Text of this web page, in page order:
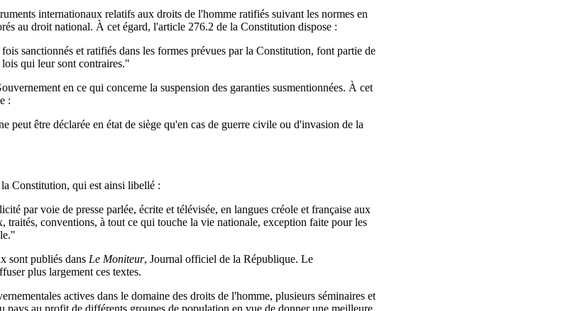
internationaux relatifs aux droits de l'homme ratifiés suivant les normes en
au droit national. À cet égard, l'article 276.2 de la Constitution dispose :
sanctionnés et ratifiés dans les formes prévues par la Constitution, font partie de
qui leur sont contraires."
en ce qui concerne la suspension des garanties susmentionnées. À cet
:
peut être déclarée en état de siège qu'en cas de guerre civile ou d'invasion de la
Constitution, qui est ainsi libellé :
par voie de presse parlée, écrite et télévisée, en langues créole et française aux
traités, conventions, à tout ce qui touche la vie nationale, exception faite pour les
sont publiés dans Le Moniteur, Journal officiel de la République. Le
plus largement ces textes.
actives dans le domaine des droits de l'homme, plusieurs séminaires et
pays au profit de différents groupes de population en vue de donner une meilleure